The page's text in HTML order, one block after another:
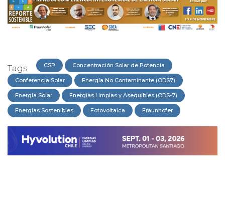
Tags: CSP Concentración Solar de Potencia
Conferencia Solar Energía No Contaminante (ODS7)
Energía Solar Energías Limpias y Asequibles (ODS-7)
Energías Sostenibles Fotovoltaica Fraunhofer